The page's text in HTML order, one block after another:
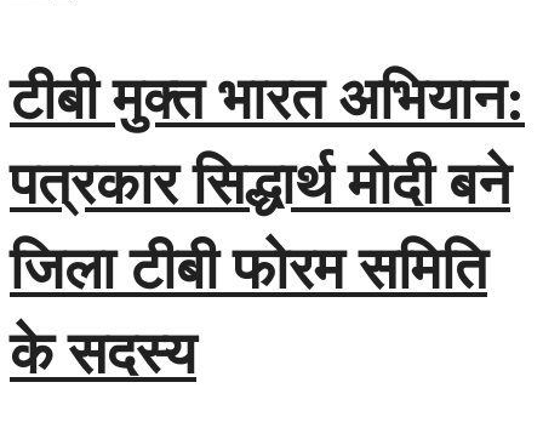
टीबी मुक्त भारत अभियान:
पत्रकार सिद्धार्थ मोदी बने
जिला टीबी फोरम समिति
के सदस्य